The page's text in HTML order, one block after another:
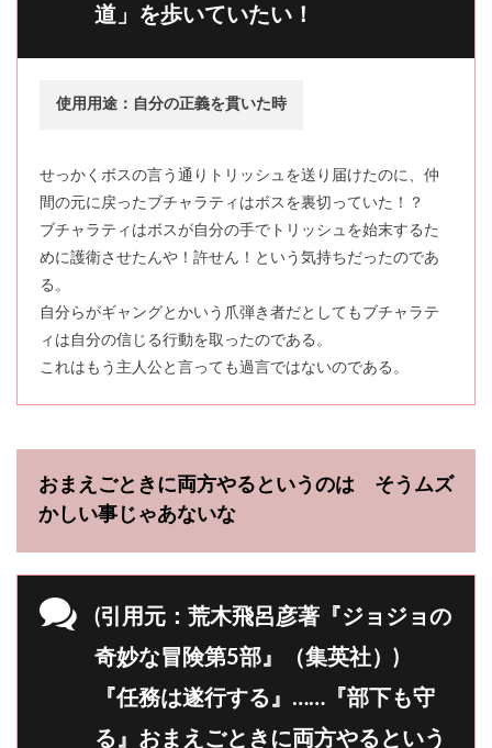
道」を歩いていたい！
使用用途：自分の正義を貫いた時
せっかくボスの言う通りトリッシュを送り届けたのに、仲
間の元に戻ったブチャラティはボスを裏切っていた！？
ブチャラティはボスが自分の手でトリッシュを始末するた
めに護衛させたんや！許せん！という気持ちだったのであ
る。
自分らがギャングとかいう爪弾き者だとしてもブチャラテ
ィは自分の信じる行動を取ったのである。
これはもう主人公と言っても過言ではないのである。
おまえごときに両方やるというのは そうムズ
かしい事じゃあないな
(引用元：荒木飛呂彦著『ジョジョの
奇妙な冒険第5部』（集英社）)
『任務は遂行する』……『部下も守
る』おまえごときに両方やるという